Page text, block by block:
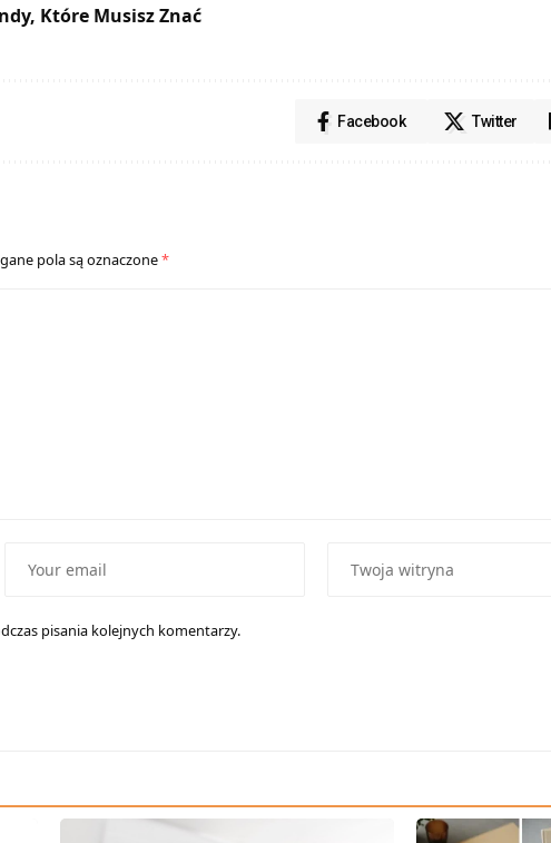
Które Musisz Znać
Facebook Twitter
pola są oznaczone*
pisania kolejnych komentarzy.